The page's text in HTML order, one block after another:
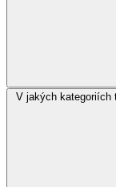
V jakých kategoriích